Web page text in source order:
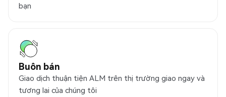
bạn
Buôn bán
Giao dịch thuận tiện ALM trên thị trường giao ngay và
tương lai của chúng tôi